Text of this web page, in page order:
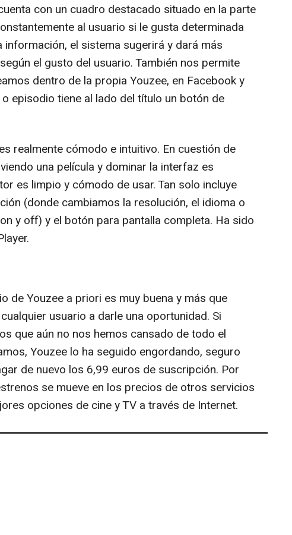
con un cuadro destacado situado en la parte
al usuario si le gusta determinada
información, el sistema sugerirá y dará más
el gusto del usuario. También nos permite
dentro de la propia Youzee, en Facebook y
episodio tiene al lado del título un botón de
realmente cómodo e intuitivo. En cuestión de
una película y dominar la interfaz es
es limpio y cómodo de usar. Tan solo incluye
(donde cambiamos la resolución, el idioma o
y off) y el botón para pantalla completa. Ha sido
de Youzee a priori es muy buena y más que
usuario a darle una oportunidad. Si
que aún no nos hemos cansado de todo el
Youzee lo ha seguido engordando, seguro
de nuevo los 6,99 euros de suscripción. Por
se mueve en los precios de otros servicios
opciones de cine y TV a través de Internet.